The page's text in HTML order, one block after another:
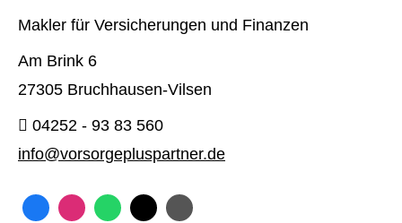
Makler für Versicherungen und Finanzen
Am Brink 6
27305 Bruchhausen-Vilsen
04252 - 93 83 560
info@vorsorgepluspartner.de